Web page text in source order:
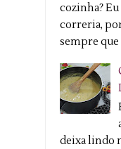
cozinha?
correria,
sempre que
deixa lindo